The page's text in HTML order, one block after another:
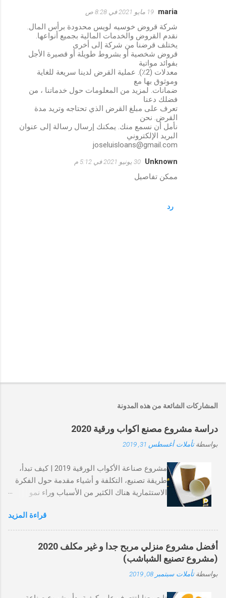
maria 19 مايو 2021 في 8:28 ص
شركة قروض خوسيه لويس محدودة برأس المال.
نقدم القروض والخدمات المالية بجميع أنواعها.
يختلف قرضنا من شركة إلى أخرى
قروض شخصية أو بشروط طويلة أو قصيرة الأجل
بفوائد مواتية
معدلات (2٪). عملية القرض لدينا سريعة للغاية
وموثوق بها مع
ضمانات. لمزيد من المعلومات حول خدماتنا ، من
فضلك دعنا
تعرف على مبلغ القرض الذي تحتاجه وتريد مدة
القرض. نحن
نأمل أن نسمع منك. يمكنك إرسال رسالة إلى عنوان
البريد الإلكتروني
joseluisloans@gmail.com
رد
Unknown 30 يونيو 2021 في 5:12 م
ممكن تفاصيل
ا
ت
ع
ل
المشاركات الشائعة من هذه المدونة
دراسة مشروع مصنع اكواب ورقية 2020
بواسطةتأملات أغسطس 31, 2019
مشروع صناعة الأكواب الورقية 2019 | كيف تبدأ،
طريقة تصنيع، التكلفة و أشياء مقدمة حول الفكرة
الاستثمارية هناك الكثير من الأسباب وراء نمو
بالطبع، توافقه مع الطبيعة مقابل الأكواب
البلاستيكية. هو نوع يسهل التخلص منه و ينتهي به
المطاف في مكب النفايات كما الاكواب البلاستيكية.
و مع ذلك، تتحلل الورقة في فترة زمنية أقصر بينما
يستغرق البلاستيك مئات السنين ليتحلل تمامًا. و
السبب الآخر لتفضيله المتزايد هو أنه أكثر صحة و
قراءة المزيد
أفضل مشروع منزلي مربح جدا و غير مكلف 2020
(مشروع تصنيع الشباشب)
بواسطةتأملات سبتمبر 08, 2019